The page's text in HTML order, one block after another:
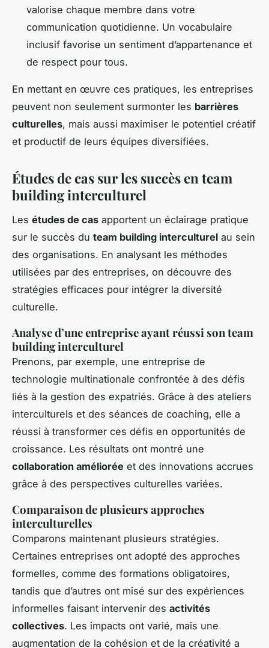
valorise chaque membre dans votre
communication quotidienne. Un vocabulaire
inclusif favorise un sentiment d’appartenance et
de respect pour tous.
En mettant en œuvre ces pratiques, les entreprises
peuvent non seulement surmonter les barrières
culturelles, mais aussi maximiser le potentiel créatif
et productif de leurs équipes diversifiées.
Études de cas sur les succès en team
building interculturel
Les études de cas apportent un éclairage pratique
sur le succès du team building interculturel au sein
des organisations. En analysant les méthodes
utilisées par des entreprises, on découvre des
stratégies efficaces pour intégrer la diversité
culturelle.
Analyse d’une entreprise ayant réussi son team
building interculturel
Prenons, par exemple, une entreprise de
technologie multinationale confrontée à des défis
liés à la gestion des expatriés. Grâce à des ateliers
interculturels et des séances de coaching, elle a
réussi à transformer ces défis en opportunités de
croissance. Les résultats ont montré une
collaboration améliorée et des innovations accrues
grâce à des perspectives culturelles variées.
Comparaison de plusieurs approches
interculturelles
Comparons maintenant plusieurs stratégies.
Certaines entreprises ont adopté des approches
formelles, comme des formations obligatoires,
tandis que d’autres ont misé sur des expériences
informelles faisant intervenir des activités
collectives. Les impacts ont varié, mais une
augmentation de la cohésion et de la créativité a